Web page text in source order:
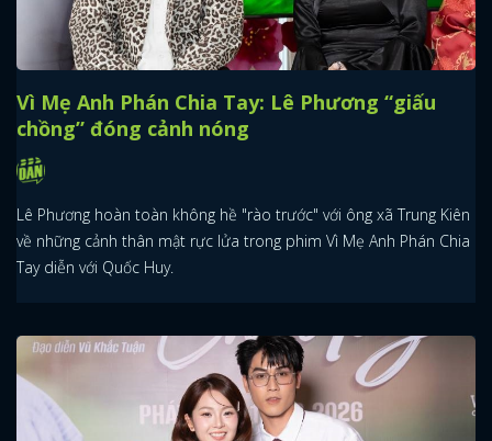
Vì Mẹ Anh Phán Chia Tay: Lê Phương “giấu
chồng” đóng cảnh nóng
Lê Phương hoàn toàn không hề "rào trước" với ông xã Trung Kiên
về những cảnh thân mật rực lửa trong phim Vì Mẹ Anh Phán Chia
Tay diễn với Quốc Huy.